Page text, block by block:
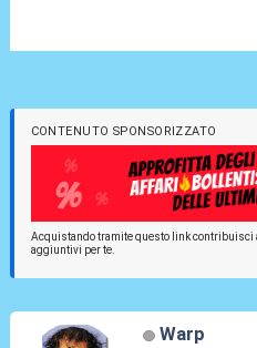
CONTENUTO SPONSORIZZATO
Acquistando tramite questo link contribuisci
aggiuntivi per te.
Warp